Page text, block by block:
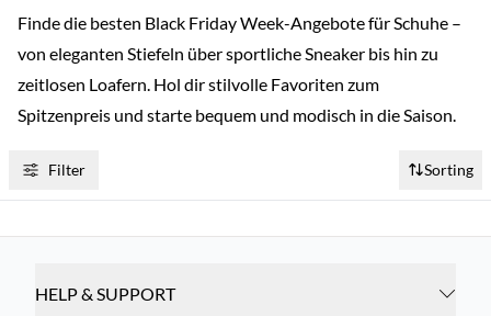
Finde die besten Black Friday Week-Angebote für Schuhe –
von eleganten Stiefeln über sportliche Sneaker bis hin zu
zeitlosen Loafern. Hol dir stilvolle Favoriten zum
Spitzenpreis und starte bequem und modisch in die Saison.
Filter Sorting
HELP & SUPPORT